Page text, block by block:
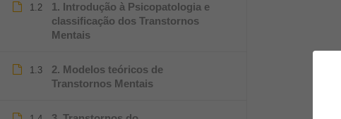
1.2
1. Introdução à Psicopatologia e
classificação dos Transtornos
Mentais
1.3
2. Modelos teóricos de
Transtornos Mentais